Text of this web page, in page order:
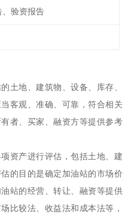
、验资报告
土地、建筑物、设备、库存、
客观、准确、可靠，符合相关
者、买家、融资方等提供参考
资产进行评估，包括土地、建
的目的是确定加油站的市场价
站的经营、转让、融资等提供
比较法、收益法和成本法等，